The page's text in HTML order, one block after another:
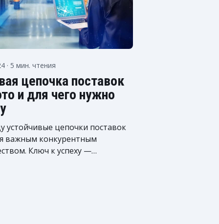
· 5 мин. чтения
цепочка поставок
и для чего нужно
устойчивые цепочки поставок
важным конкурентным
Ключ к успеху —